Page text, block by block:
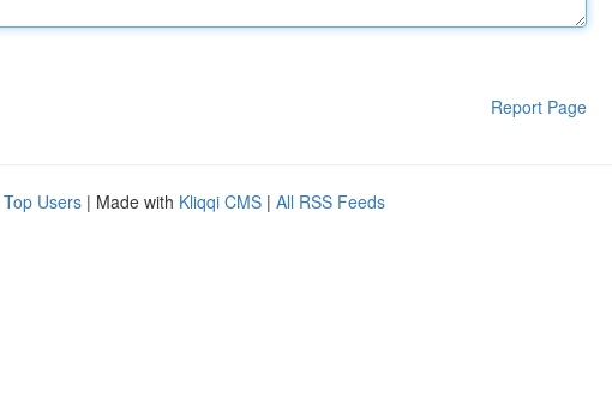
Report Page
Top Users | Made with Kliqqi CMS | All RSS Feeds